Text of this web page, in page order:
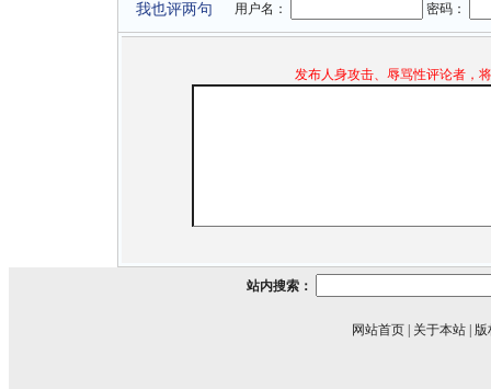
我也评两句 用户名： 密码：
发布人身攻击、辱骂性评论者，
站内搜索：
网站首页 关于本站 版